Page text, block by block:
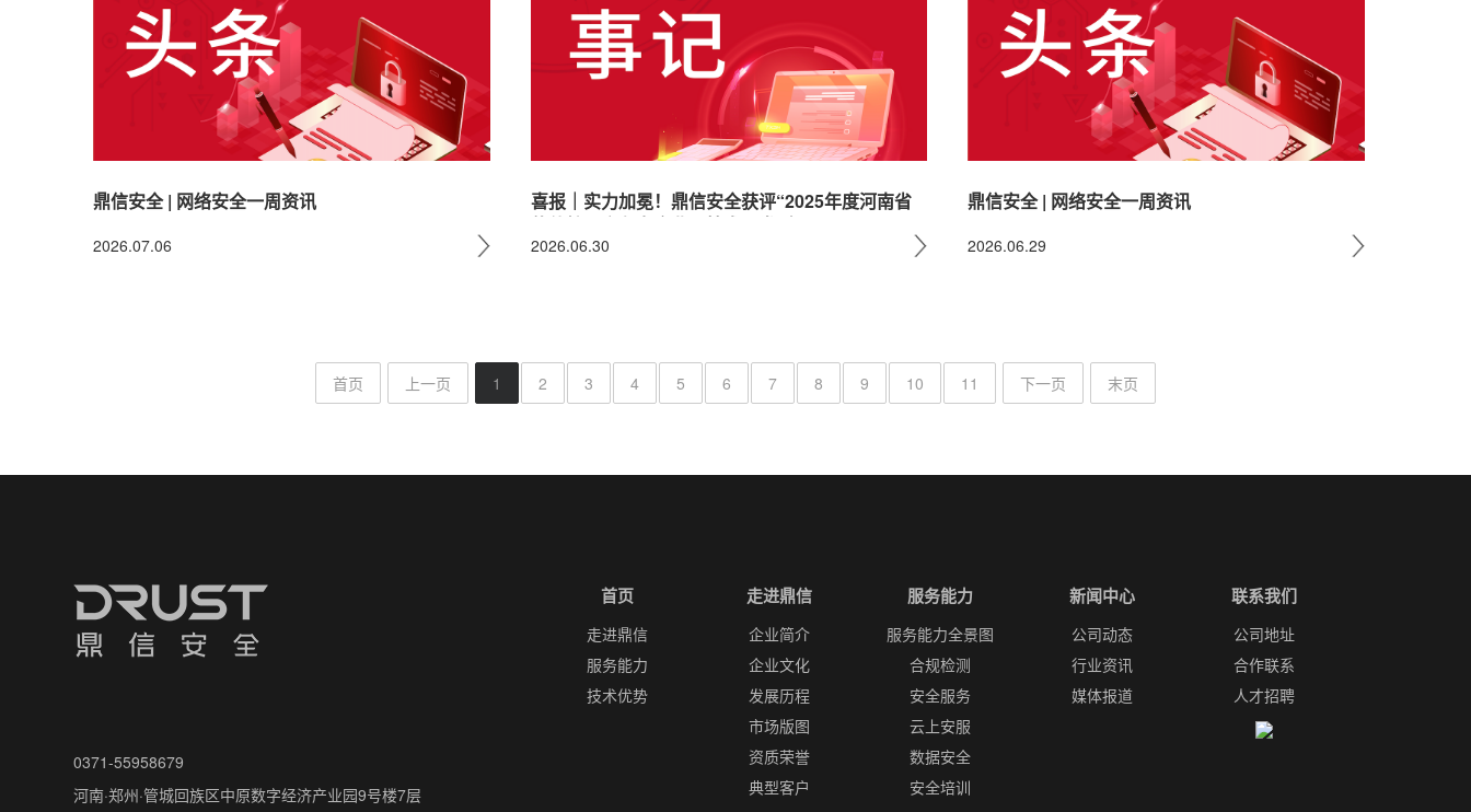
鼎信安全 | 网络安全一周资讯
2026.07.06
喜报｜实力加冕！鼎信安全获评“2025年度河南省
软件核心竞争力企业（技术研发型）
2026.06.30
鼎信安全 | 网络安全一周资讯
2026.06.29
首页 上一页 1 2 3 4 5 6 7 8 9 10 11 下一页 末页
0371-55958679
河南·郑州·管城回族区中原数字经济产业园9号楼7层
首页
走进鼎信
服务能力
技术优势
走进鼎信
企业简介
企业文化
发展历程
市场版图
资质荣誉
典型客户
服务能力
服务能力全景图
合规检测
安全服务
云上安服
数据安全
安全培训
新闻中心
公司动态
行业资讯
媒体报道
联系我们
公司地址
合作联系
人才招聘